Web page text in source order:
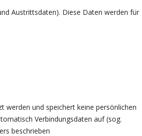
Austrittsdaten). Diese Daten werden für
werden und speichert keine persönlichen
Verbindungsdaten auf (sog.
beschrieben